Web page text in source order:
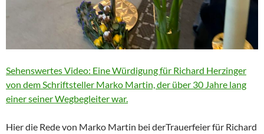
Sehenswertes Video: Eine Würdigung für Richard Herzinger
von dem Schriftsteller Marko Martin, der über 30 Jahre lang
einer seiner Wegbegleiter war.
Hier die Rede von Marko Martin bei derTrauerfeier für Richard